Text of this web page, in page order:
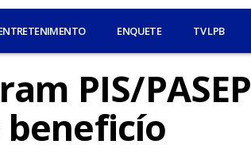
ENQUETE TV LPB
PIS/PASEP